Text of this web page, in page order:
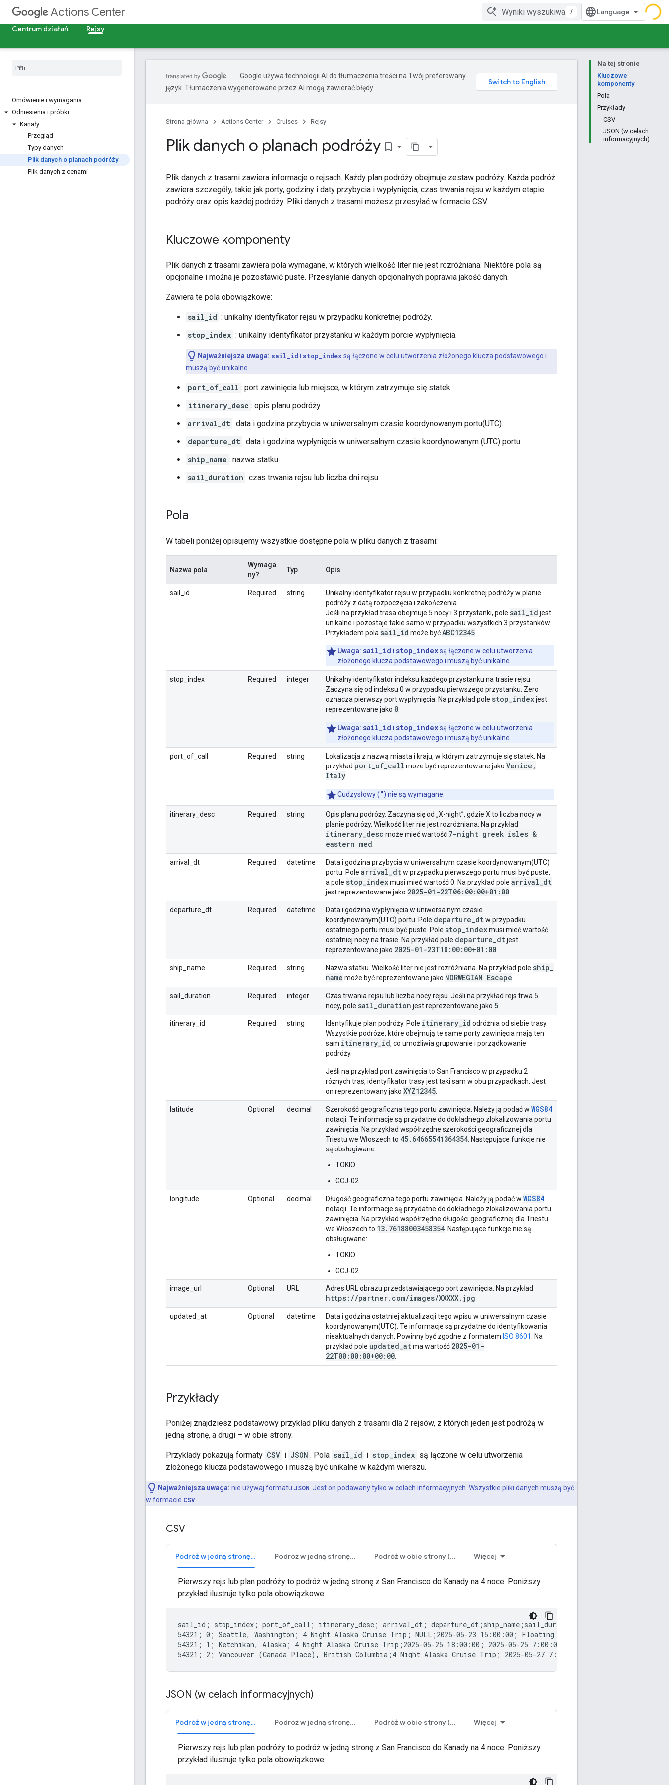
Actions Center
/
Centrum działań
Rejsy
Omówienie i wymagania
Odniesienia i próbki
Kanały
Przegląd
Typy danych
Plik danych o planach podróży
Plik danych z cenami
Na tej stronie
Kluczowe
komponenty
Pola
Przykłady
CSV
JSON (w celach
informacyjnych)
Google używa technologii AI do tłumaczenia treści na Twój preferowany
język. Tłumaczenia wygenerowane przez AI mogą zawierać błędy.
Strona główna Actions Center Cruises Rejsy
Plik danych o planach podróży bookmark_border
Plik danych z trasami zawiera informacje o rejsach. Każdy plan podróży obejmuje zestaw podróży. Każda podróż
zawiera szczegóły, takie jak porty, godziny i daty przybycia i wypłynięcia, czas trwania rejsu w każdym etapie
podróży oraz opis każdej podróży. Pliki danych z trasami możesz przesyłać w formacie CSV.
Kluczowe komponenty
Plik danych z trasami zawiera pola wymagane, w których wielkość liter nie jest rozróżniana. Niektóre pola są
opcjonalne i można je pozostawić puste. Przesyłanie danych opcjonalnych poprawia jakość danych.
Zawiera te pola obowiązkowe:
sail_id : unikalny identyfikator rejsu w przypadku konkretnej podróży.
stop_index : unikalny identyfikator przystanku w każdym porcie wypłynięcia.
Najważniejsza uwaga: sail_id i stop_index są łączone w celu utworzenia złożonego klucza podstawowego i
muszą być unikalne.
port_of_call : port zawinięcia lub miejsce, w którym zatrzymuje się statek.
itinerary_desc : opis planu podróży.
arrival_dt : data i godzina przybycia w uniwersalnym czasie koordynowanym portu(UTC).
departure_dt : data i godzina wypłynięcia w uniwersalnym czasie koordynowanym (UTC) portu.
ship_name : nazwa statku.
sail_duration : czas trwania rejsu lub liczba dni rejsu.
Pola
W tabeli poniżej opisujemy wszystkie dostępne pola w pliku danych z trasami:
Nazwa pola
Wymaga
ny?
Typ Opis
sail_id Required string
Unikalny identyfikator rejsu w przypadku konkretnej podróży w planie
podróży z datą rozpoczęcia i zakończenia.
Jeśli na przykład trasa obejmuje 5 nocy i 3 przystanki, pole sail_id jest
unikalne i pozostaje takie samo w przypadku wszystkich 3 przystanków.
Przykładem pola sail_id może byćABC12345
Uwaga: sail_id i stop_indexsą łączone w celu utworzenia
złożonego klucza podstawowego i muszą być unikalne.
stop_index Required integer
Unikalny identyfikator indeksu każdego przystanku na trasie rejsu.
Zaczyna się od indeksu 0 w przypadku pierwszego przystanku. Zero
oznacza pierwszy port wypłynięcia. Na przykład pole stop indexjest
reprezentowane jako 0
Uwaga: sail_id i stop_indexsą łączone w celu utworzenia
złożonego klucza podstawowego i muszą być unikalne.
port_of_call Required string
Lokalizacja z nazwą miasta i kraju, w którym zatrzymuje się statek. Na
przykład port of call może być reprezentowane jako Venice ,
Italy
Cudzysłowy (") nie są wymagane.
itinerary_desc Required string
Opis planu podróży. Zaczyna się od „X-night”, gdzie X to liczba nocy w
planie podróży. Wielkość liter nie jest rozróżniana. Na przykład
itinerary desc może mieć wartość 7-night greek isles &
eastern med
arrival_dt Required datetime
Data i godzina przybycia w uniwersalnym czasie koordynowanym(UTC)
portu. Pole arrival dtw przypadku pierwszego portu musi być puste,
a pole stop indexmusi mieć wartość 0. Na przykład pole arrival dt
jest reprezentowane jako 2025-01-22T06:00:00+01:00
departure_dt Required datetime
Data i godzina wypłynięcia w uniwersalnym czasie
koordynowanym(UTC) portu. Pole departure dtw przypadku
ostatniego portu musi być puste. Pole stop indexmusi mieć wartość
ostatniej nocy na trasie. Na przykład pole departure dtjest
reprezentowane jako 2025-01-23T18:00:00+01:00
ship_name Required string Nazwa statku. Wielkość liter nie jest rozróżniana. Na przykład pole ship
name może być reprezentowane jako NORWEGIAN Escape
sail_duration Required integer
Czas trwania rejsu lub liczba nocy rejsu. Jeśli na przykład rejs trwa 5
nocy, pole sail duration jest reprezentowane jako 5
itinerary_id Required string Identyfikuje plan podróży. Pole itinerary id odróżnia od siebie trasy.
Wszystkie podróże, które obejmują te same porty zawinięcia mają ten
sam itinerary id, co umożliwia grupowanie i porządkowanie
podróży.
Jeśli na przykład port zawinięcia to San Francisco w przypadku 2
różnych tras, identyfikator trasy jest taki sam w obu przypadkach. Jest
on reprezentowany jako XYZ12345
latitude Optional decimal Szerokość geograficzna tego portu zawinięcia. Należy ją podać w WGS84
notacji. Te informacje są przydatne do dokładnego zlokalizowania portu
zawinięcia. Na przykład współrzędne szerokości geograficznej dla
Triestu we Włoszech to 45. 64665541364354 . Następujące funkcje nie
są obsługiwane:
TOKIO
GCJ-02
longitude Optional decimal Długość geograficzna tego portu zawinięcia. Należy ją podać w WGS84
notacji. Te informacje są przydatne do dokładnego zlokalizowania portu
zawinięcia. Na przykład współrzędne długości geograficznej dla Triestu
we Włoszech to 13. 76188003458354 . Następujące funkcje nie są
obsługiwane:
TOKIO
GCJ-02
image_url Optional URL Adres URL obrazu przedstawiającego port zawinięcia. Na przykład
https: //partner. com/images/XXXXX. jpg
updated_at Optional datetime
Data i godzina ostatniej aktualizacji tego wpisu w uniwersalnym czasie
koordynowanym(UTC). Te informacje są przydatne do identyfikowania
nieaktualnych danych. Powinny być zgodne z formatem ISO 8601
. Na
przykład pole updated atma wartość 2025-01-
22T00:00:00+00:00
Przykłady
Poniżej znajdziesz podstawowy przykład pliku danych z trasami dla 2 rejsów, z których jeden jest podróżą w
jedną stronę, a drugi – w obie strony.
Przykłady pokazują formaty CSV i JSON . Pola sail_id i stop_index są łączone w celu utworzenia
złożonego klucza podstawowego i muszą być unikalne w każdym wierszu.
Najważniejsza uwaga: nie używaj formatu JSON . Jest on podawany tylko w celach informacyjnych. Wszystkie pliki danych muszą być
w formacie CSV
CSV
Podróż w jedną stronę (wymagana) Podróż w jedną stronę (wszystkie) Podróż w obie strony (wymagana) Więcej
Pierwszy rejs lub plan podróży to podróż w jedną stronę z San Francisco do Kanady na 4 noce. Poniższy
przykład ilustruje tylko pola obowiązkowe:
sail_id; stop_index; port_of_call; itinerary_desc; arrival_dt; departure_dt;ship_name;sail_duration;itinerary_id
54321; 0; Seattle, Washington; 4 Night Alaska Cruise Trip; NULL;2025-05-23 15:00:00; Floating Home; 04; 888888
54321; 1; Ketchikan, Alaska; 4 Night Alaska Cruise Trip;2025-05-25 18:00:00; 2025-05-25 7:00:00; Floating Home; 04;
JSON (w celach informacyjnych)
Podróż w jedną stronę (wymagana) Podróż w jedną stronę (wszystkie) Podróż w obie strony (wymagana) Więcej
Pierwszy rejs lub plan podróży to podróż w jedną stronę z San Francisco do Kanady na 4 noce. Poniższy
przykład ilustruje tylko pola obowiązkowe: